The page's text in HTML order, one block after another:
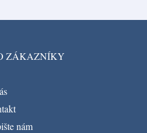
ZÁKAZNÍKY
nám